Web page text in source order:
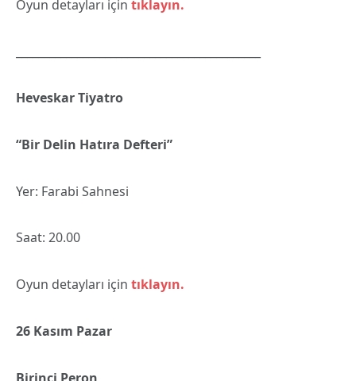
Oyun detayları için tıklayın.
Heveskar Tiyatro
“Bir Delin Hatıra Defteri”
Yer: Farabi Sahnesi
Saat: 20.00
Oyun detayları için tıklayın.
26 Kasım Pazar
Birinci Peron